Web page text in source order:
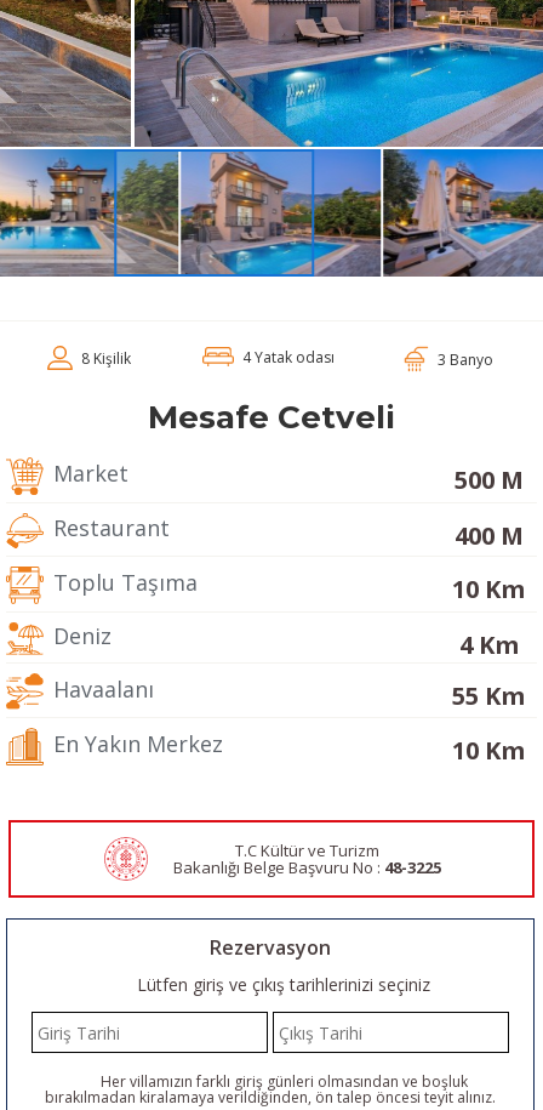
8 Kişilik 4 Yatak odası 3 Banyo
Mesafe Cetveli
Market 500 M
Restaurant 400 M
Toplu Taşıma 10 Km
Deniz 4 Km
Havaalanı 55 Km
En Yakın Merkez 10 Km
T.C Kültür ve Turizm
Bakanlığı Belge Başvuru No : 48-3225
Rezervasyon
Lütfen giriş ve çıkış tarihlerinizi seçiniz
Her villamızın farklı giriş günleri olmasından ve boşluk
bırakılmadan kiralamaya verildiğinden, ön talep öncesi teyit alınız.